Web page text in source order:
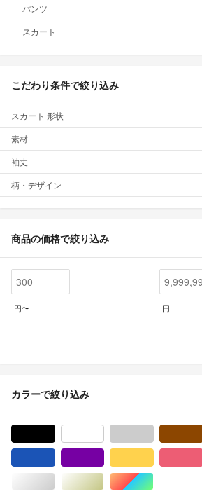
パンツ
スカート
こだわり条件で絞り込み
スカート 形状
素材
袖丈
柄・デザイン
商品の価格で絞り込み
円〜 円
カラーで絞り込み
シルバー/銀色系ゴールド/金色系マルチカラー